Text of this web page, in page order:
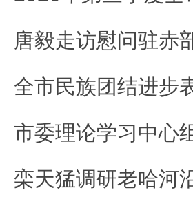
唐毅走访慰问驻赤
栾天猛调研老哈河